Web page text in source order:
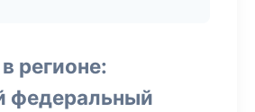
регионе:
федеральный